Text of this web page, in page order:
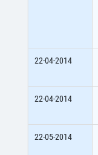
22-04-2014
22-04-2014
22-05-2014